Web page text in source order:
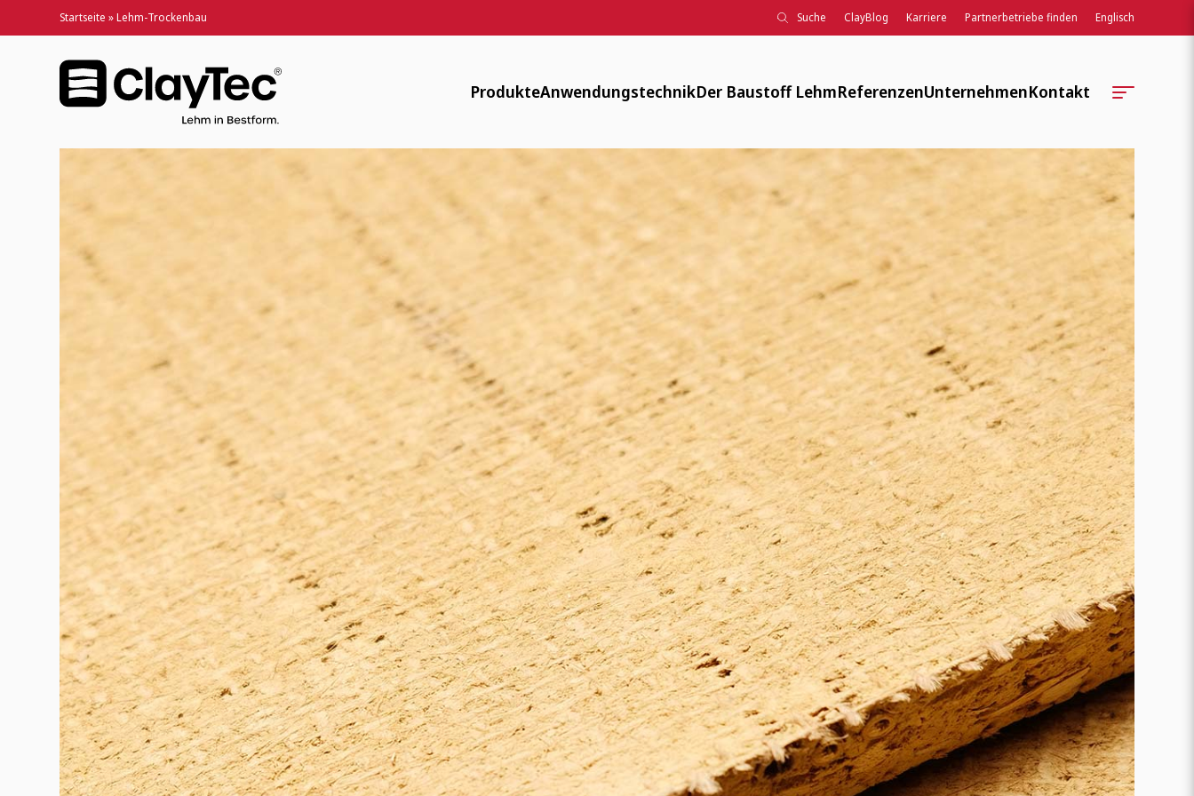
Startseite »Lehm-Trockenbau Suche ClayBlog Karriere Partnerbetriebe finden Englisch
Produkte
Designputz, Farbspachtel, Anstriche
Lehmputze
Lehm-Trockenbau
Innendämmung
Mauerwerk und Stampflehm
Weitere Produkte
Japankellen
Anwendungstechnik
Downloads
FAQ
Maschinentechnik
Flächenheizung
Anwendungsvideos
Webinare
LV-Texte Lehmputze und weitere
LV-Texte Lehm-Trockenbau
Der Baustoff Lehm
Energiearm
Gesund
Historisch
ReferenzenUnternehmen
Standorte
Unternehmensgeschichte
Soziale Verantwortung
Verbände, Normen, Wissen
Weiterbildung, Lehre, Entwicklung
ClayBlog
Veranstaltungen
Karriere
Kontakt
Kontaktformular
Regionale Serviceteams
Auftragsbearbeitung
Ansprechpartner:innen
ClayTec Intern